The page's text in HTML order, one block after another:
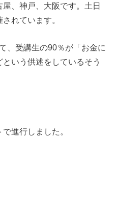
、神戸、大阪です。土日
れています。
、受講生の90％が「お金に
いう供述をしているそう
進行しました。